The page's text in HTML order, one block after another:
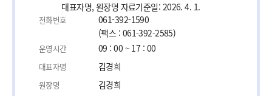
대표자명, 원장명 자료기준일: 2026. 4. 1.
전화번호
061-392-1590
(팩스 : 061-392-2585)
운영시간 09 : 00 ~ 17 : 00
대표자명 김경희
원장명 김경희